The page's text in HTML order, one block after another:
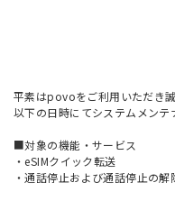
平素はpovoをご利用いただき
以下の日時にてシステムメンテ
■対象の機能・サービス
・eSIMクイック転送
・通話停止および通話停止の解